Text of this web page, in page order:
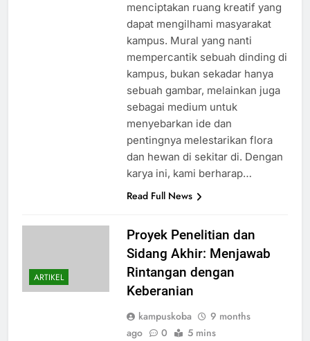
menciptakan ruang kreatif yang
dapat mengilhami masyarakat
kampus. Mural yang nanti
mempercantik sebuah dinding di
kampus, bukan sekadar hanya
sebuah gambar, melainkan juga
sebagai medium untuk
menyebarkan ide dan
pentingnya melestarikan flora
dan hewan di sekitar di. Dengan
karya ini, kami berharap…
Read Full News
ARTIKEL
Proyek Penelitian dan
Sidang Akhir: Menjawab
Rintangan dengan
Keberanian
kampuskoba
9 months
ago
0 5 mins